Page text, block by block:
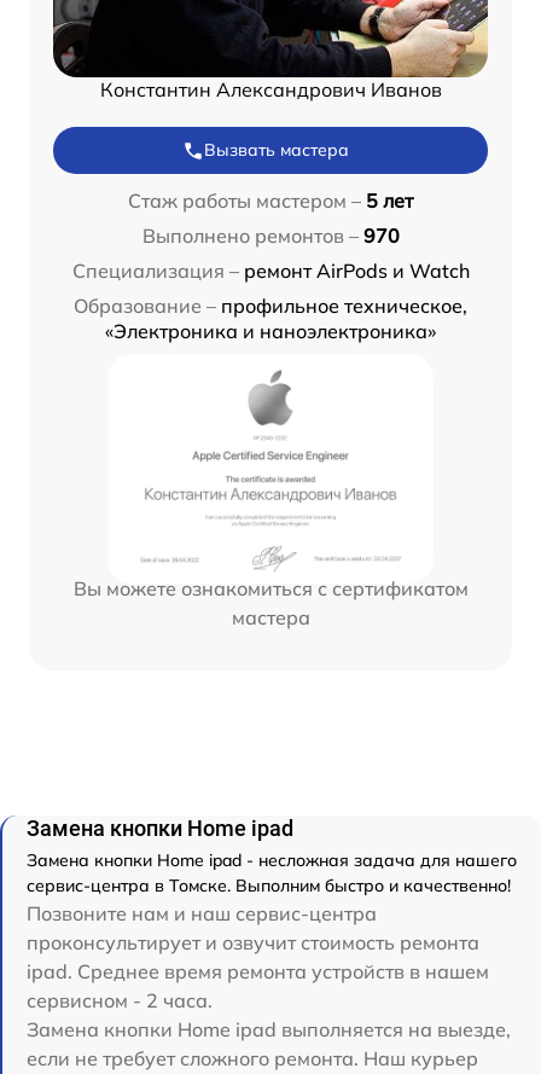
Константин Александрович Иванов
Вызвать мастера
Стаж работы мастером – 5 лет
Выполнено ремонтов – 970
Специализация – ремонт AirPods и Watch
Образование – профильное техническое,
«Электроника и наноэлектроника»
Вы можете ознакомиться с сертификатом
мастера
Замена кнопки Home ipad
Замена кнопки Home ipad - несложная задача для нашего
сервис-центра в Томске. Выполним быстро и качественно!
Позвоните нам и наш сервис-центра
проконсультирует и озвучит стоимость ремонта
ipad. Среднее время ремонта устройств в нашем
сервисном - 2 часа.
Замена кнопки Home ipad выполняется на выезде,
если не требует сложного ремонта. Наш курьер